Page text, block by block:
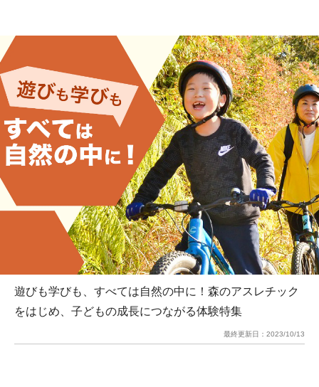
遊びも学びも、すべては自然の中に！森のアスレチック
をはじめ、子どもの成長につながる体験特集
最終更新日： 2023/10/13